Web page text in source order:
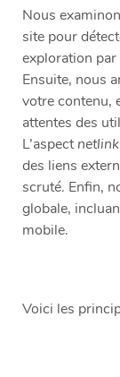
Nous
site pour
exploration
Ensuite, nous
votre contenu,
attentes des
L’aspect
des liens
scruté. Enfin,
globale,
mobile.
Voici les